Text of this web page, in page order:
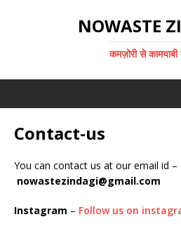
NOWASTE
कमज़ोरी से
Contact-us
You can contact us at our email id –
nowastezindagi@gmail.com
Instagram – Follow us on